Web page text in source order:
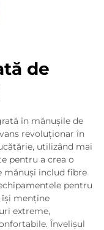
de
în mănușile de
revoluționar în
utilizând mai
pentru a crea o
mănuși includ fibre
pentru
își menține
extreme,
Învelișul